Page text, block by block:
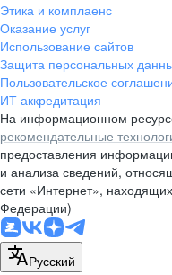
pr@rabota.by
Алматы
пр. Абая, д. 151, БЦ
12 этаж, офис 1209
+7 727 232-13-13
pr@headhunter.com.kz
Этика и комплаенс
Оказание услуг
Использование сайтов
Защита персональных
Пользовательское
ИТ аккредитация
На информационном
рекомендательные
предоставления
и анализа сведений,
сети «Интернет»,
Федерации)
Русский